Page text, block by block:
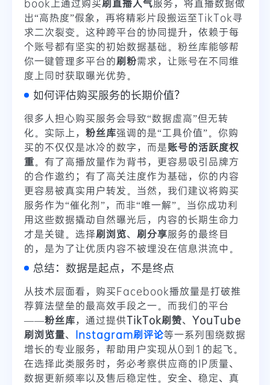
book上通过购买刷直播人气服务，将直播数据做
出“高热度”假象，再将精彩片段搬运至TikTok寻
求二次裂变。这种跨平台的协同提升，依赖于每
个账号都有坚实的初始数据基础。粉丝库能够帮
你一键管理多平台的刷粉需求，让账号在不同维
度上同时获取曝光优势。
如何评估购买服务的长期价值？
很多人担心购买服务会导致“数据虚高”但无转
化。实际上， 粉丝库强调的是“工具价值”。你购
买的不仅仅是冰冷的数字，而是账号的活跃度权
重。有了高播放量作为背书，更容易吸引品牌方
的合作邀约；有了高关注度作为基础，你的内容
更容易被真实用户转发。当然，我们建议将购买
服务作为“催化剂”，而非“唯一解”。当你成功利
用这些数据撬动自然曝光后，内容的长期生命力
才是关键。选择刷浏览、 刷分享服务的最终目
的，是为了让优质内容不被埋没在信息洪流中。
总结：数据是起点，不是终点
从技术层面看，购买Facebook播放量是打破推
荐算法壁垒的最高效手段之一。而我们的平台
——粉丝库，通过提供TikTok刷赞、 YouTube
刷浏览量、 Instagram刷评论等一系列围绕数据
增长的专业服务，帮助用户实现从0到1的起飞。
在选择此类服务时，务必考察供应商的IP质量、
数据更新频率以及售后稳定性。安全、稳定、真